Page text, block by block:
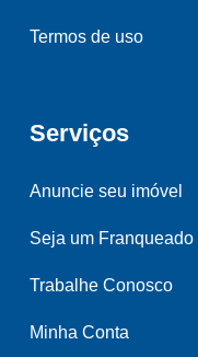
Termos de uso
Serviços
Anuncie seu imóvel
Seja um Franqueado
Trabalhe Conosco
Minha Conta